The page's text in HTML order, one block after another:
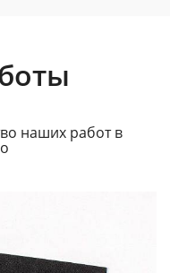
наших работ в